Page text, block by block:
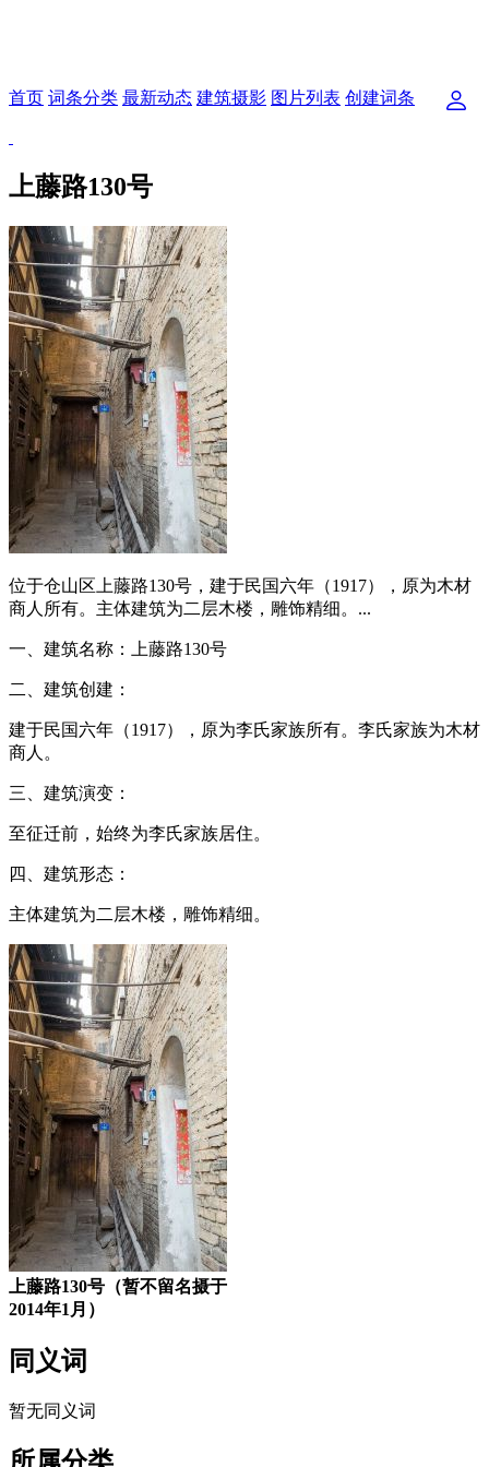
首页 词条分类 最新动态 建筑摄影 图片列表 创建词条
上藤路130号
位于仓山区上藤路130号，建于民国六年（1917），原为木材
商人所有。主体建筑为二层木楼，雕饰精细。...
一、建筑名称：上藤路130号
二、建筑创建：
建于民国六年（1917），原为李氏家族所有。李氏家族为木材
商人。
三、建筑演变：
至征迁前，始终为李氏家族居住。
四、建筑形态：
主体建筑为二层木楼，雕饰精细。
上藤路130号（暂不留名摄于
2014年1月）
同义词
暂无同义词